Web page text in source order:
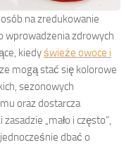
na zredukowanie
wprowadzenia zdrowych
kiedyświeże owoce i
mogą stać się kolorowe
sezonowych
oraz dostarcza
„mało i często”,
dbać o